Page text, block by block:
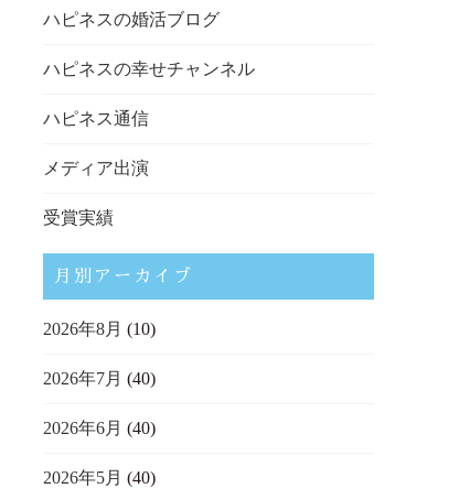
ハピネスの婚活ブログ
ハピネスの幸せチャンネル
ハピネス通信
メディア出演
受賞実績
月別アーカイブ
2026年8月 (10)
2026年7月 (40)
2026年6月 (40)
2026年5月 (40)